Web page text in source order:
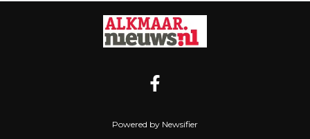
Powered by Newsifier